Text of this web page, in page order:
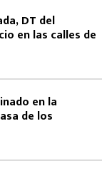
DT del
en las calles de
en la
de los